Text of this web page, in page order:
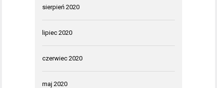
sierpień 2020
lipiec 2020
czerwiec 2020
maj 2020